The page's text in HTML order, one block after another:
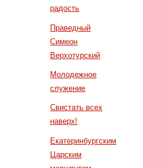
радость
Праведный
Симеон
Верхотурский
Молодежное
служение
Свистать всех
наверх!
Екатеринбургским
Царским